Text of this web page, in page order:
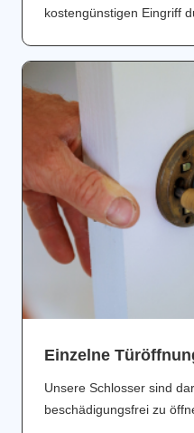
kostengünstigen Eingriff
Einzelne
Unsere Schlosser sind
beschädigungsfrei zu